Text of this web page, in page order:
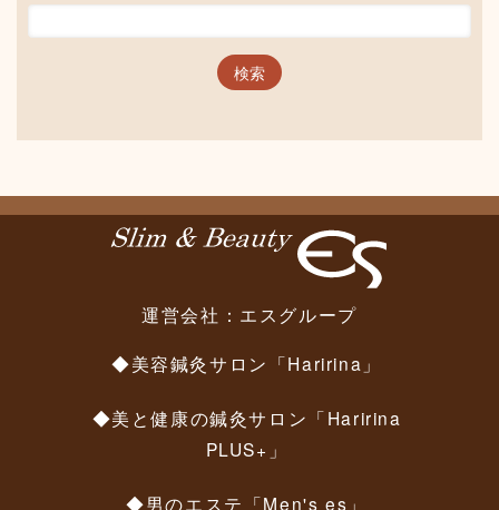
運営会社： エスグループ
◆美容鍼灸サロン「Haririna」
◆美と健康の鍼灸サロン「Haririna
PLUS+」
◆男のエステ「Men's es」